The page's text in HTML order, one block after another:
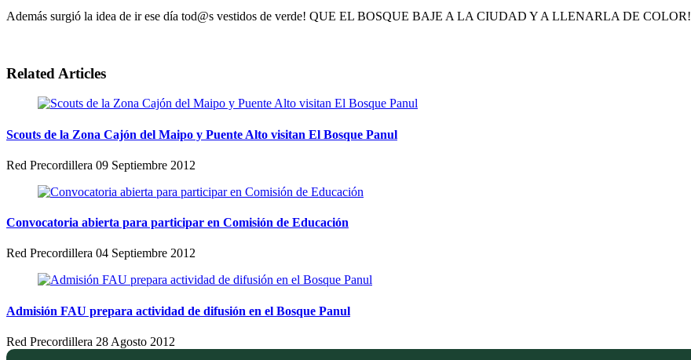
Además surgió la idea de ir ese día tod@s vestidos de verde! QUE EL BOSQUE BAJE A LA CIUDAD Y A LLENARLA DE COLOR!
Related Articles
Scouts de la Zona Cajón del Maipo y Puente Alto visitan El Bosque Panul
Red Precordillera 09 Septiembre 2012
Convocatoria abierta para participar en Comisión de Educación
Red Precordillera 04 Septiembre 2012
Admisión FAU prepara actividad de difusión en el Bosque Panul
Red Precordillera 28 Agosto 2012